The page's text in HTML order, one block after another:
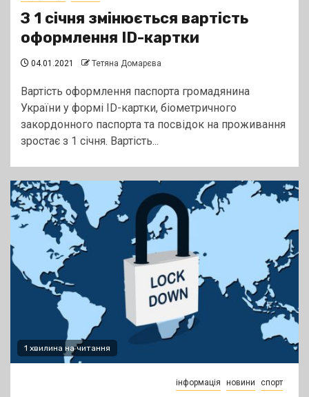
З 1 січня змінюється вартість
оформлення ID-картки
04.01.2021 Тетяна Домарєва
Вартість оформлення паспорта громадянина
України у формі ID-картки, біометричного
закордонного паспорта та посвідок на проживання
зростає з 1 січня. Вартість...
1 хвилина на читання
інформація новини спорт